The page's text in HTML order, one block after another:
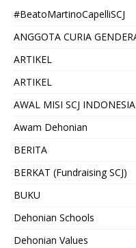
#BeatoMartinoCapelliSCJ
ANGGOTA CURIA
ARTIKEL
ARTIKEL
AWAL MISI SCJ INDONESIA
Awam Dehonian
BERITA
BERKAT (Fundraising SCJ)
BUKU
Dehonian Schools
Dehonian Values